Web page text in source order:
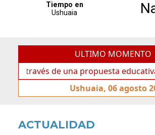
ULTIMO MOMENTO
de una propuesta educativa
Ushuaia, 06 agosto
ACTUALIDAD